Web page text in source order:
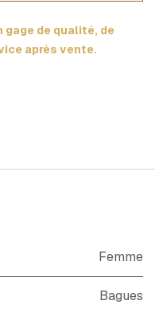
de qualité, de
après vente.
Femme
Bagues